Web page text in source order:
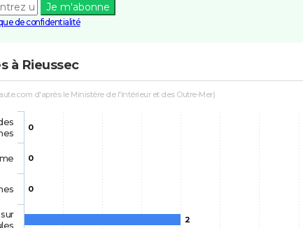
Je m'abonne
de confidentialité
à Rieussec
d'après le Ministère de l'Intérieur et des Outre-Mer)
0
0
0
2